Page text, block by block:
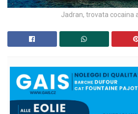
Jadran, trovata cocaina